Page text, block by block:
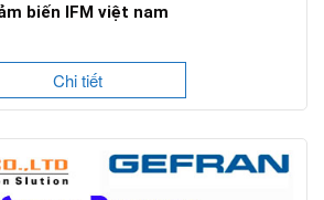
biến IFM việt nam
Chi tiết